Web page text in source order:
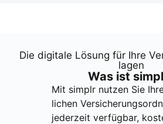
Die digi­ta­le Lösung für Ihre
la­gen
Was ist
Mit sim­plr nut­zen Sie
li­chen
jeder­zeit ver­füg­bar,